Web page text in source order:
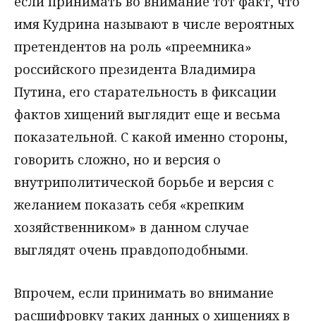
имя Кудрина называют в числе вероятных
претендентов на роль «преемника»
российского президента Владимира
Путина, его старательность в фиксации
фактов хищений выглядит еще и весьма
показательной. С какой именно стороны,
говорить сложно, но и версия о
внутриполитической борьбе и версия с
желанием показать себя «крепким
хозяйственником» в данном случае
выглядят очень правдоподобными.
Впрочем, если принимать во внимание
расшифровку таких данных о хищениях в